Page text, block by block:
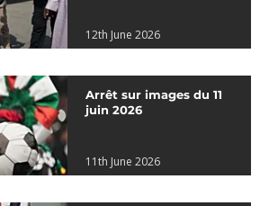
12th June 2026
Arrêt sur images du 11
juin 2026
11th June 2026